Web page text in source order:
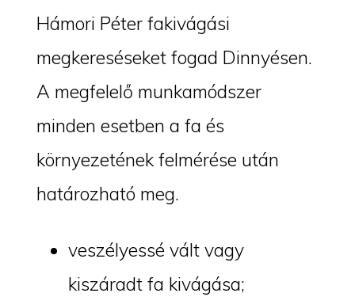
Hámori Péter fakivágási
megkereséseket fogad Dinnyésen.
A megfelelő munkamódszer
minden esetben a fa és
környezetének felmérése után
határozható meg.
veszélyessé vált vagy
kiszáradt fa kivágása;